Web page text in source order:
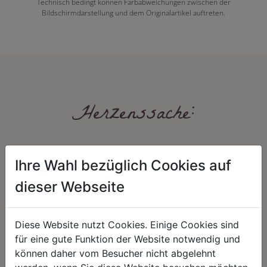
Technisch bedingt können Farbabweichungen zwischen der
Bildschirmdarstellung und dem Originalartikel auftreten.
Herzenssache:
HARMONIE
Unser Sortiment steht für ein
positives Lebensgefühl. Wir
FAIRNESS
Nicht immer ist der günstigste Preis
auch ein guter Preis. Wir handeln
Ihre Wahl bezüglich Cookies auf
dieser Webseite
Diese Website nutzt Cookies. Einige Cookies sind
für eine gute Funktion der Website notwendig und
können daher vom Besucher nicht abgelehnt